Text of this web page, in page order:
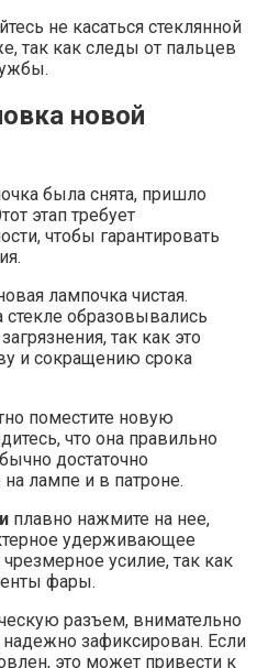
не касаться стеклянной
так как следы от пальцев
новой
была снята, пришло
этап требует
чтобы гарантировать
лампочка чистая.
стекле образовывались
так как это
и сокращению срока
поместите новую
что она правильно
достаточно
лампе и в патроне.
плавно нажмите на нее,
удерживающее
усилие, так как
фары.
разъем, внимательно
зафиксирован. Если
это может привести к